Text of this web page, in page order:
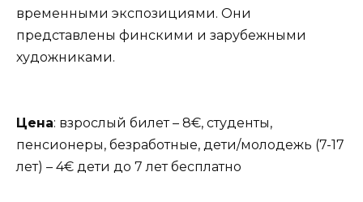
временными экспозициями. Они
представлены финскими и зарубежными
художниками.
Цена: взрослый билет – 8€, студенты,
пенсионеры, безработные, дети/молодежь (7-17
лет) – 4€ дети до 7 лет бесплатно